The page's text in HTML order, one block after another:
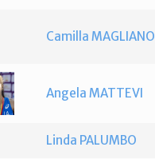
Camilla MAGLIANO
Angela MATTEVI
Linda PALUMBO